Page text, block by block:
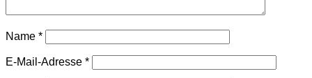
Name *
E-Mail-Adresse *